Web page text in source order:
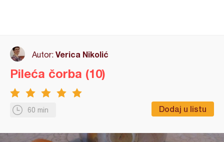
Autor: Verica Nikolić
60 min Dodaj u listu
Pileća čorba (10)